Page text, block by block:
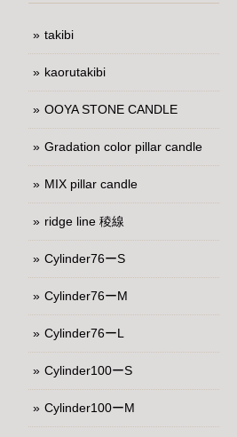
takibi
kaorutakibi
OOYA STONE CANDLE
Gradation color pillar candle
MIX pillar candle
ridge line 稜線
Cylinder76ーS
Cylinder76ーM
Cylinder76ーL
Cylinder100ーS
Cylinder100ーM